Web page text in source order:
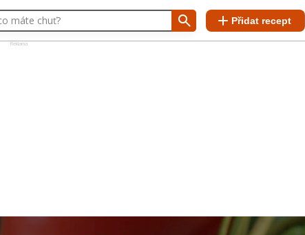
Reklama
máte chuť? Přidat recept